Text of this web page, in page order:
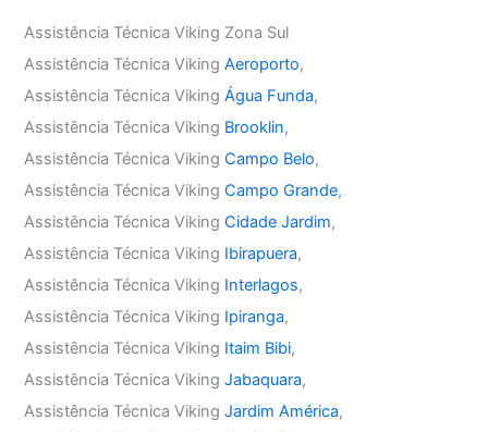
Assistência Técnica Viking Zona Sul
Assistência Técnica VikingAeroporto,
Assistência Técnica VikingÁgua Funda,
Assistência Técnica Viking Brooklin,
Assistência Técnica VikingCampo Belo,
Assistência Técnica VikingCampo Grande,
Assistência Técnica VikingCidade Jardim,
Assistência Técnica Viking Ibirapuera,
Assistência Técnica Viking Interlagos,
Assistência Técnica Viking Ipiranga,
Assistência Técnica Viking Itaim Bibi,
Assistência Técnica VikingJabaquara,
Assistência Técnica VikingJardim América,